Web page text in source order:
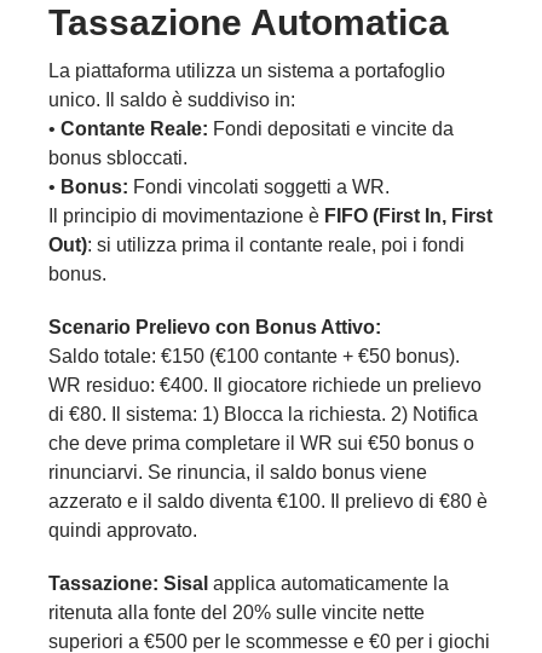
Tassazione Automatica
La piattaforma utilizza un sistema a portafoglio
unico. Il saldo è suddiviso in:
• Contante Reale: Fondi depositati e vincite da
bonus sbloccati.
• Bonus: Fondi vincolati soggetti a WR.
Il principio di movimentazione è FIFO (First In, First
Out): si utilizza prima il contante reale, poi i fondi
bonus.
Scenario Prelievo con Bonus Attivo:
Saldo totale: €150 (€100 contante + €50 bonus).
WR residuo: €400. Il giocatore richiede un prelievo
di €80. Il sistema: 1) Blocca la richiesta. 2) Notifica
che deve prima completare il WR sui €50 bonus o
rinunciarvi. Se rinuncia, il saldo bonus viene
azzerato e il saldo diventa €100. Il prelievo di €80 è
quindi approvato.
Tassazione: Sisal applica automaticamente la
ritenuta alla fonte del 20% sulle vincite nette
superiori a €500 per le scommesse e €0 per i giochi